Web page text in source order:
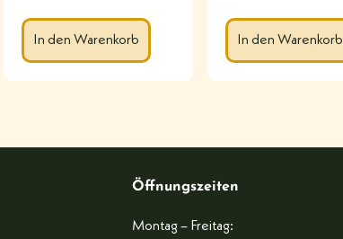
In den Warenkorb In den Warenkorb
Öffnungszeiten
Montag – Freitag: